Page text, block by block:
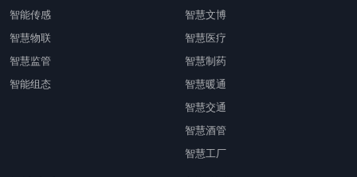
智能传感
智慧物联
智慧监管
智能组态
智慧文博
智慧医疗
智慧制药
智慧暖通
智慧交通
智慧酒管
智慧工厂